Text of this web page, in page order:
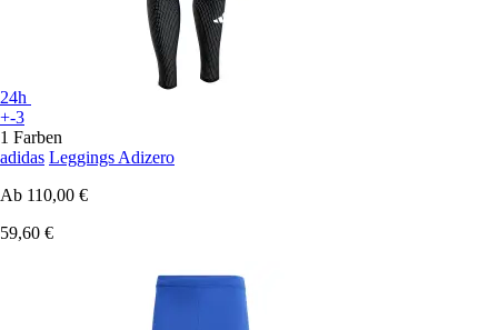
24h
+-3
1 Farben
adidas Leggings Adizero
Ab 110,00 €
59,60 €